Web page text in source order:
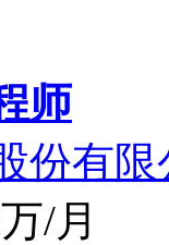
师
份有限
/月